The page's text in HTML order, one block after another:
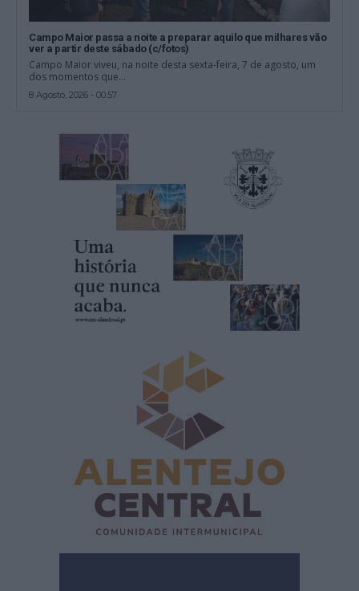
Campo Maior passa a noite a preparar aquilo que milhares vão
ver a partir deste sábado (c/fotos)
Campo Maior viveu, na noite desta sexta-feira, 7 de agosto, um
dos momentos que...
8 Agosto, 2026 - 00:57